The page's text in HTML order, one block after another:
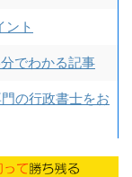
ント
でわかる記事
の行政書士をお